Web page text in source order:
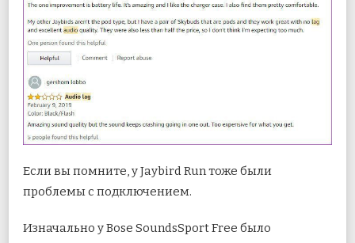
Если вы помните, у Jaybird Run тоже были
проблемы с подключением.
Изначально у Bose SoundsSport Free было